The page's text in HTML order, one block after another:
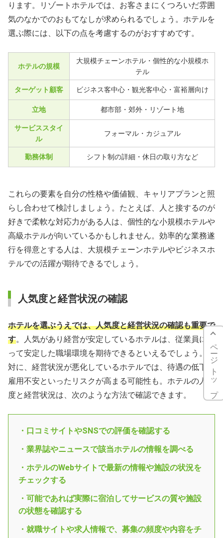
ります。リゾートホテルでは、お客さまにくつろいだ雰囲
気のなかでのおもてなしが求められるでしょう。ホテルを
選ぶ際には、以下の点を考慮するのがおすすめです。
ホテルの規模
大規模チェーンホテル・個性的な小規模ホ
テル
ターゲット顧客 ビジネス客中心・観光客中心・富裕層向け
立地 都市部・郊外・リゾート地
サービススタイ
ル
フォーマル・カジュアル
勤務体制 シフト制の詳細・休日の取り方など
これらの要素を自分の性格や価値観、キャリアプランと照
らし合わせて検討しましょう。たとえば、人と接するのが
好きで柔軟な対応力がある人は、個性的な小規模ホテルや
高級ホテルが向いているかもしれません。効率的な業務遂
行を得意とする人は、大規模チェーンホテルやビジネスホ
テルでの活躍が期待できるでしょう。
人気度と経営状況の確認
ホテルを選ぶうえでは、人気度と経営状況の確認も重要で
す。人気があり経営が安定しているホテルは、従業員にと
って安定した職場環境を期待できるといえるでしょう。反
対に、経営状況が悪化しているホテルでは、待遇の低下や
雇用不安といったリスクが高まる可能性も。ホテルの人気
度と経営状況は、次のような方法で確認できます。
・口コミサイトやSNSでの評価を確認する
・業界誌やニュースで該当ホテルの情報を調べる
・ホテルのWebサイトで最新の情報や施設の状況を
チェックする
・可能であれば実際に宿泊してサービスの質や施設
の状態を確認する
・就職サイトや求人情報で、募集の頻度や内容をチ
ページトップ